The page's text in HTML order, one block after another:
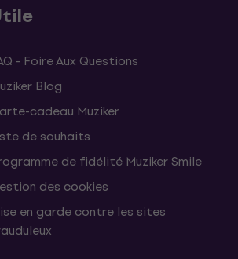
- Foire Aux Questions
Blog
cadeau Muziker
de souhaits
de fidélité Muziker Smile
des cookies
en garde contre les sites